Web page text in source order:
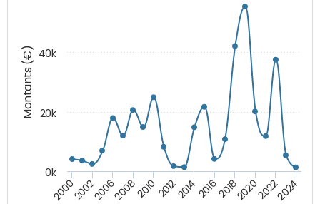
Montants (€)
20002002200620082010 2012201420162018202020222024
0k
20k
40k